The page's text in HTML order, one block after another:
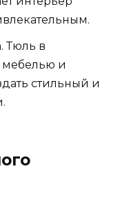
Тюль в
мебелью и
стильный и